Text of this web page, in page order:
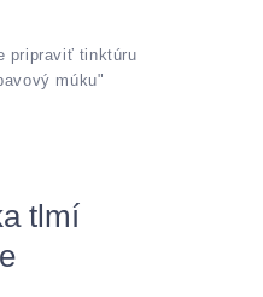
pripraviť tinktúru
múku"
tlmí